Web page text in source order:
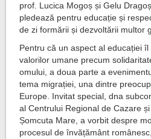
prof. Lucica Mogoș și Gelu
pledează pentru educație și
de zi formării și dezvoltării multor
Pentru că un aspect al educației
valorilor umane precum
omului, a doua parte a
tema migrației, una dintre
Europe. Invitat special, dna
al Centrului Regional de Cazare
Șomcuta Mare, a vorbit despre
procesul de învățământ